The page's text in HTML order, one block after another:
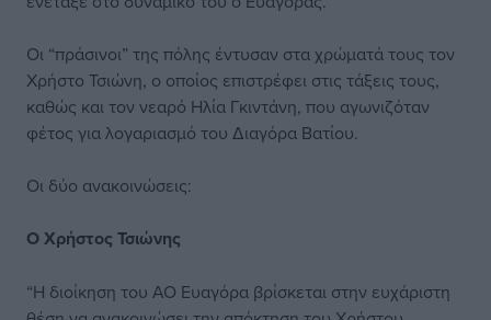
Οι “πράσινοι” της πόλης έντυσαν στα χρώματά τους τον
Χρήστο Τσιώνη, ο οποίος επιστρέφει στις τάξεις τους,
καθώς και τον νεαρό Ηλία Γκιντάνη, που αγωνιζόταν
φέτος για λογαριασμό του Διαγόρα Βατίου.
Οι δύο ανακοινώσεις:
Ο Χρήστος Τσιώνης
“Η διοίκηση του ΑΟ Ευαγόρα βρίσκεται στην ευχάριστη